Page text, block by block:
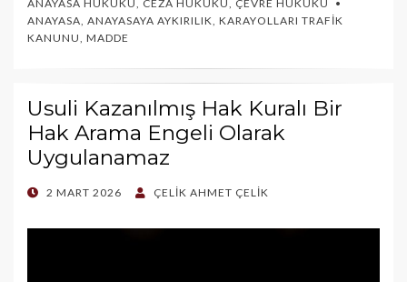
ANAYASA HUKUKU, CEZA HUKUKU, ÇEVRE HUKUKU
ANAYASA, ANAYASAYA AYKIRILIK, KARAYOLLARI TRAFIK
KANUNU, MADDE
Usuli Kazanılmış Hak Kuralı Bir
Hak Arama Engeli Olarak
Uygulanamaz
POSTED
2 MART 2026 ÇELIK AHMET ÇELIK